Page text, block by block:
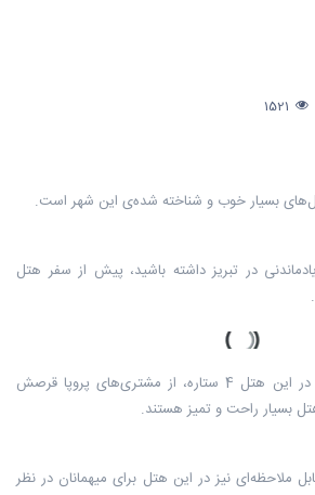
بسیار خوب و شناخته شده‌ی این شهر است.
در تبریز داشته باشید، پیش از سفر هتل
بی‌شک با یک شب ماندن در این هتل 4 ستاره، از مشتری‌های پروپا قرصش
بسیار راحت و تمیز هستند.
ملاحظه‌ای نیز در این هتل برای میهمانان در نظر